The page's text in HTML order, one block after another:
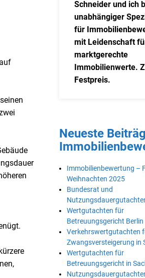
Schneider und ich
unabhängiger
für
mit Leidenschaft
marktgerechte
Immobilienwerte.
Festpreis.
Neueste
Immobilienbewertung –
Weihnachten 2025
Bundesrat und
Wertgutachten für
Betreuungsgericht Berlin
Verkehrswertgutachten
Zwangsversteigerung in
Wertgutachten für
Betreuungsgericht in